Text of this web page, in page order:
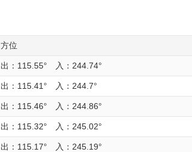
方位
出：115.55° 入：244.74°
出：115.41° 入：244.7°
出：115.46° 入：244.86°
出：115.32° 入：245.02°
出：115.17° 入：245.19°